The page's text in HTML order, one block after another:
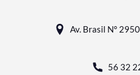
Av. Brasil N°
56 32